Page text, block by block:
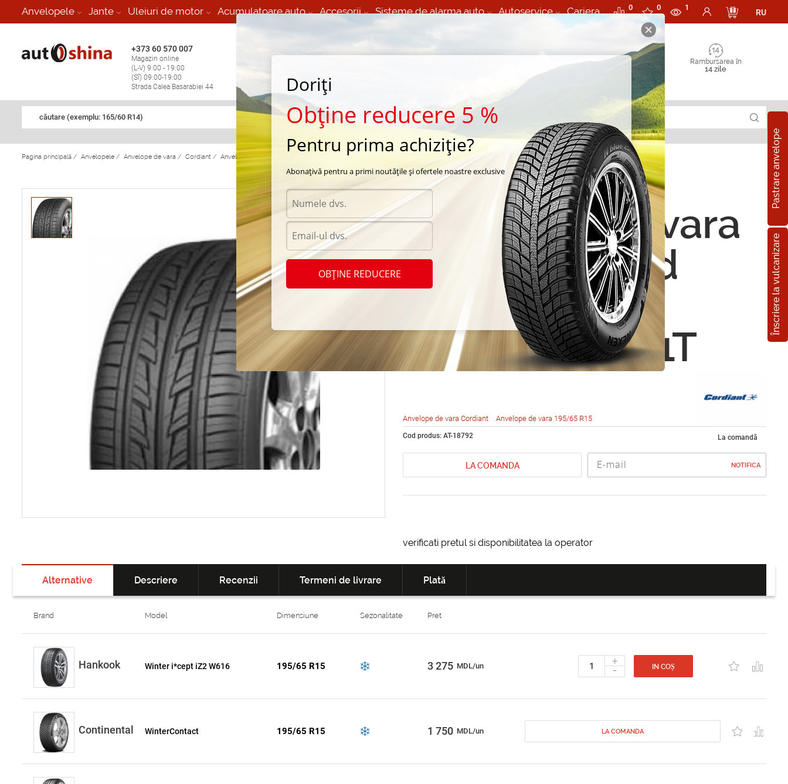
Anvelopele Jante Uleiuri de motor Acumulatoare auto Accesorii Sisteme de alarma auto Autoservice Cariera 0 0 1
RU
+373 60 570 007
Magazin online
(L-V) 9:00 - 19:00
(Sî) 09:00-19:00
Strada Calea Basarabiei 44
Vulcanizare Mobila 24/7 non
Rambursarea în
14 zile
căutare (exemplu: 165/60 R14)
Pastrare anvelope
Înscriere la vulcanizare
Pagina principală / Anvelopele / Anvelope de vara / Cordiant / Anvelope de vara Cordiant Road Runner PS 1 Cordiant Road Runner PS 1 195/65 R15 91T
Anvelope de vara
Cordiant Road
Runner PS 1
195/65 R15 91T
Anvelope de vara Cordiant Anvelope de vara 195/65 R15
Cod produs: AT-18792 La comandă
LA COMANDA NOTIFICA
verificati pretul si disponibilitatea la operator
Alternative Descriere Recenzii Termeni de livrare Plată
Brand Model Dimensiune Sezonalitate Pret
Hankook Winter i*cept iZ2 W616 195/65 R15 3 275 MDL/un +
- IN COȘ
Continental WinterContact 195/65 R15 1 750 MDL/un LA COMANDA
Doriți
Obține reducere 5 %
Pentru prima achiziție?
Abonațivă pentru a primi noutățile și ofertele noastre exclusive
OBȚINE REDUCERE